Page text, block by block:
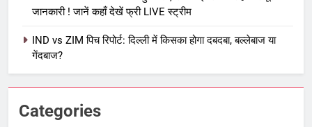
जानकारी ! जानें कहाँ देखें फ्री LIVE स्ट्रीम
IND vs ZIM पिच रिपोर्ट: दिल्ली में किसका होगा दबदबा, बल्लेबाज या
गेंदबाज?
Categories
IPL इतिहास की सबसे असफल टीमें: एक
8